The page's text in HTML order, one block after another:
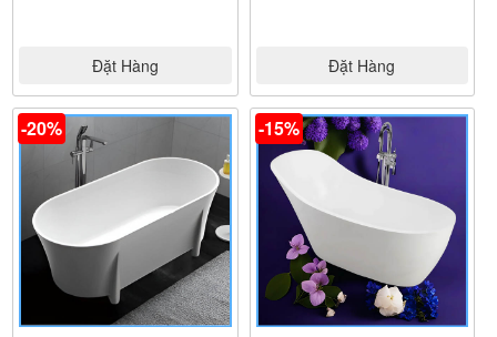
Đặt Hàng Đặt Hàng
-20% -15%